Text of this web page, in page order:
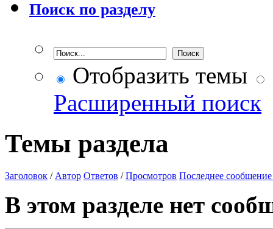
Поиск по разделу
Отобразить темы
Расширенный поиск
Темы раздела
Заголовок / Автор Ответов /Просмотров Последнее сообщение
В этом разделе нет